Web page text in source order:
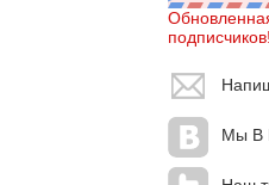
подписчиков!
Мы В